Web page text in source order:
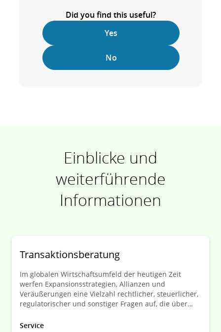
Did you find this useful?
Yes
No
Einblicke und
weiterführende
Informationen
Transaktionsberatung
Im globalen Wirtschaftsumfeld der heutigen Zeit
werfen Expansionsstrategien, Allianzen und
Veräußerungen eine Vielzahl rechtlicher, steuerlicher,
regulatorischer und sonstiger Fragen auf, die über
können.
Service